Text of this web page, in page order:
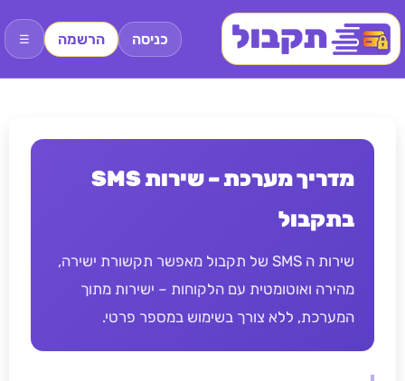
כניסה הרשמה ☰
מדריך מערכת – שירות SMS
בתקבול
שירות ה SMS של תקבול מאפשר תקשורת ישירה,
מהירה ואוטומטית עם הלקוחות – ישירות מתוך
המערכת, ללא צורך בשימוש במספר פרטי.